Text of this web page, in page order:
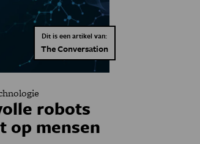
Dit is een artikel van:
The Conversation
robots
op mensen